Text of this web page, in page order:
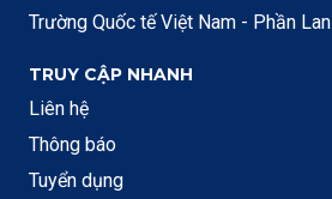
Trường Quốc tế Việt Nam - Phần Lan
TRUY CẬP NHANH
Liên hệ
Thông báo
Tuyển dụng